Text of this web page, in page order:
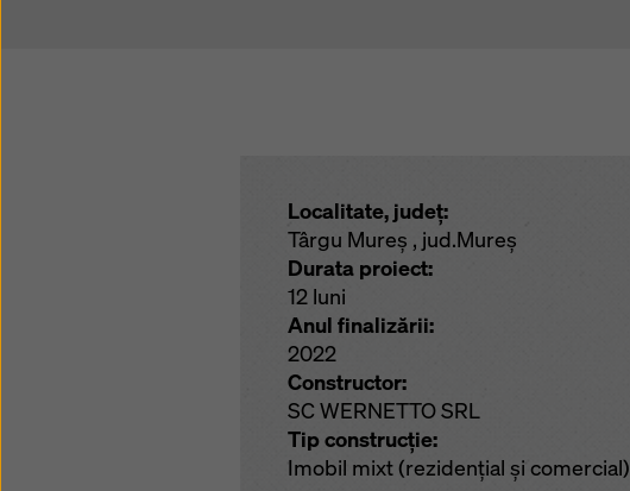
Localitate, județ:
Târgu Mureș , jud.Mureș
Durata proiect:
12 luni
Anul finalizării:
2022
Constructor:
SC WERNETTO SRL
Tip construcție:
Imobil mixt (rezidențial și comercial)